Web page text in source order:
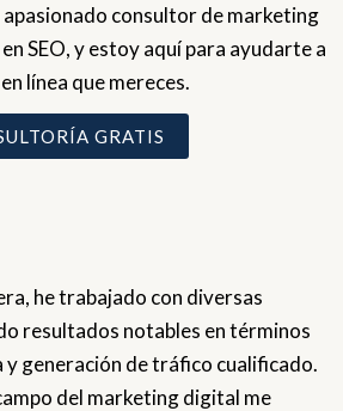
apasionado consultor de marketing
SEO, y estoy aquí para ayudarte a
línea que mereces.
GRATIS
he trabajado con diversas
resultados notables en términos
y generación de tráfico cualificado.
del marketing digital me